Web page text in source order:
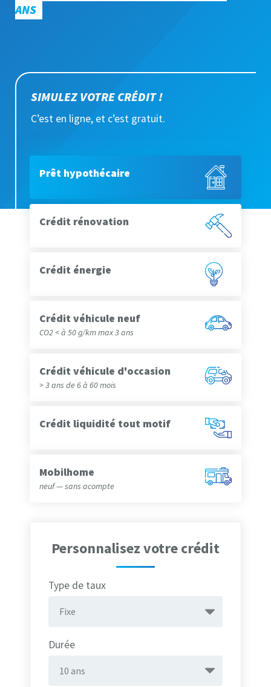
ANS
SIMULEZ VOTRE CRÉDIT !
C’est en ligne, et c’est gratuit.
Prêt hypothécaire
Crédit rénovation
Crédit énergie
Crédit véhicule neuf
CO2 < à 50 g/km max 3 ans
Crédit véhicule d'occasion
> 3 ans de 6 à 60 mois
Crédit liquidité tout motif
Mobilhome
neuf — sans acompte
Personnalisez votre crédit
Type de taux
Durée